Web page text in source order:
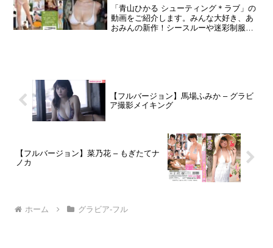
「青山ひかる シューティング＊ラブ」の
動画をご紹介します。みんな大好き、あ
おみんの新作！シースルーや迷彩制服な
【フルバージョン】馬場ふみか – グラビ
ア撮影メイキング
【フルバージョン】菜乃花 – もぎたてナ
ノカ
ホーム グラビア-フル